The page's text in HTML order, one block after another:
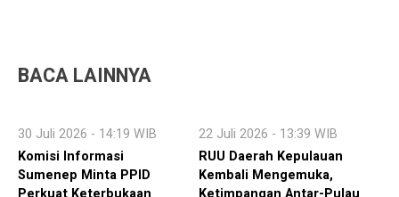
BACA LAINNYA
30 Juli 2026 - 14:19 WIB
Komisi Informasi
Sumenep Minta PPID
22 Juli 2026 - 13:39 WIB
RUU Daerah Kepulauan
Kembali Mengemuka,